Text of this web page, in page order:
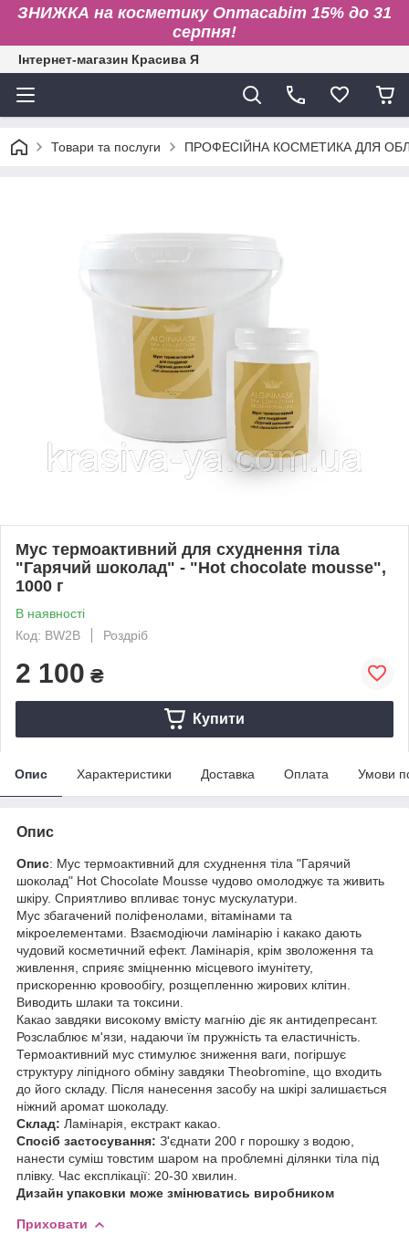
ЗНИЖКА на косметику Onmacabim 15% до 31
серпня!
Інтернет-магазин Красива Я
Товари та послуги ПРОФЕСІЙНА КОСМЕТИКА ДЛЯ
Мус термоактивний для схуднення тіла
"Гарячий шоколад" - "Hot chocolate mousse",
1000 г
В наявності
Код: BW2B
Роздріб
2 100 ₴
Купити
Опис Характеристики Доставка Оплата Умови
Опис
Опис: Мус термоактивний для схуднення тіла "Гарячий
шоколад" Hot Chocolate Mousse чудово омолоджує та живить
шкіру. Сприятливо впливає тонус мускулатури.
Мус збагачений поліфенолами, вітамінами та
мікроелементами. Взаємодіючи ламінарію і какако дають
чудовий косметичний ефект. Ламінарія, крім зволоження та
живлення, сприяє зміцненню місцевого імунітету,
прискоренню кровообігу, розщепленню жирових клітин.
Виводить шлаки та токсини.
Какао завдяки високому вмісту магнію діє як антидепресант.
Розслаблює м'язи, надаючи їм пружність та еластичність.
Термоактивний мус стимулює зниження ваги, погіршує
структуру ліпідного обміну завдяки Theobromine, що входить
до його складу. Після нанесення засобу на шкірі залишається
ніжний аромат шоколаду.
Склад: Ламінарія, екстракт какао.
Спосіб застосування: З'єднати 200 г порошку з водою,
нанести суміш товстим шаром на проблемні ділянки тіла під
плівку. Час експлікації: 20-30 хвилин.
Дизайн упаковки може змінюватись виробником
Приховати